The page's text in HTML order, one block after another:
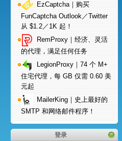
EzCaptcha｜购买
FunCaptcha Outlook／Twitter
从 $1.2／1K 起！
RemProxy｜经济、灵活
的代理，满足任何任务
LegionProxy｜74 个 M+
住宅代理，每 GB 仅需 0.60 美
元起
MailerKing｜史上最好的
SMTP 和网络邮件程序！
登录